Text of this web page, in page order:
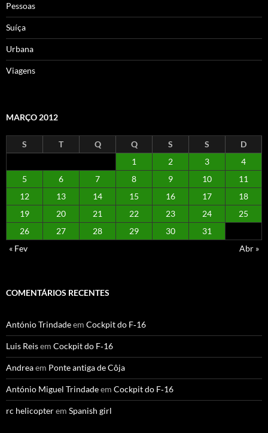
Pessoas
Suíça
Urbana
Viagens
MARÇO 2012
S T Q Q S S
D
1
2 3
4
5
6 7 8 9 10
11
12
13 14 15 16 17
18
19
20 21 22 23 24
25
26
27 28 29 30
31
« Fev
Abr »
COMENTÁRIOS RECENTES
António Trindadeem Cockpit do F‑16
Luis Reisem Cockpit do F‑16
Andreaem Ponte antiga de Côja
António Miguel Trindadeem Cockpit do F‑16
rc helicopterem Spanish girl